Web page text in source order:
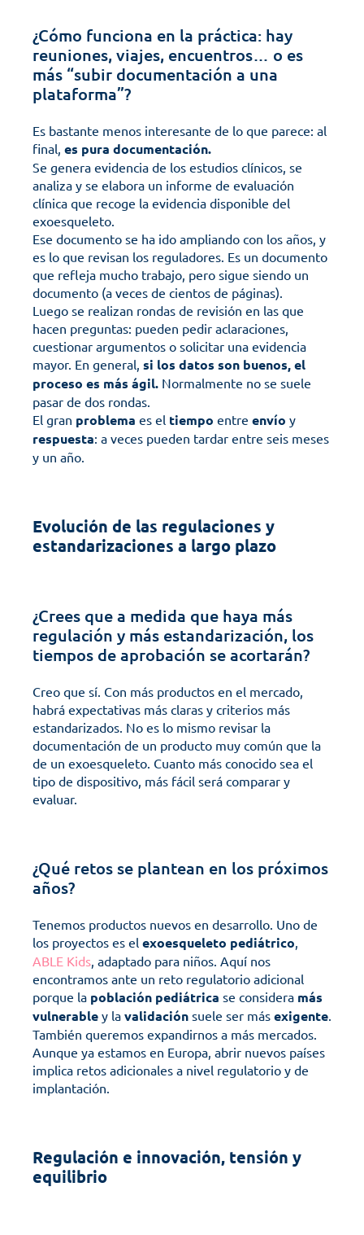
¿Cómo funciona en la práctica: hay
reuniones, viajes, encuentros… o es
más “subir documentación a una
plataforma”?
Es bastante menos interesante de lo que parece: al
final, es pura documentación.
Se genera evidencia de los estudios clínicos, se
analiza y se elabora un informe de evaluación
clínica que recoge la evidencia disponible del
exoesqueleto.
Ese documento se ha ido ampliando con los años, y
es lo que revisan los reguladores. Es un documento
que refleja mucho trabajo, pero sigue siendo un
documento (a veces de cientos de páginas).
Luego se realizan rondas de revisión en las que
hacen preguntas: pueden pedir aclaraciones,
cuestionar argumentos o solicitar una evidencia
mayor. En general, si los datos son buenos, el
proceso es más ágil. Normalmente no se suele
pasar de dos rondas.
El gran problema es el tiempo entre envío
respuesta: a veces pueden tardar entre seis meses
y un año.
Evolución de las regulaciones y
estandarizaciones a largo plazo
¿Crees que a medida que haya más
regulación y más estandarización, los
tiempos de aprobación se acortarán?
Creo que sí. Con más productos en el mercado,
habrá expectativas más claras y criterios más
estandarizados. No es lo mismo revisar la
documentación de un producto muy común que la
de un exoesqueleto. Cuanto más conocido sea el
tipo de dispositivo, más fácil será comparar y
evaluar.
¿Qué retos se plantean en los próximos
años?
Tenemos productos nuevos en desarrollo. Uno de
los proyectos es el exoesqueleto pediátrico
ABLE Kids, adaptado para niños. Aquí nos
encontramos ante un reto regulatorio adicional
porque la población pediátrica se considera más
vulnerable y la validación suele ser más exigente.
También queremos expandirnos a más mercados.
Aunque ya estamos en Europa, abrir nuevos países
implica retos adicionales a nivel regulatorio y de
implantación.
Regulación e innovación, tensión y
equilibrio